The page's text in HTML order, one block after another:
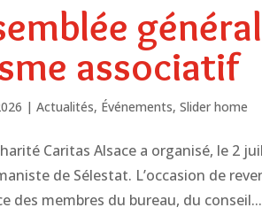
associatif
|Actualités, Événements,Slider home
Caritas Alsace a organisé, le 2
de Sélestat. L’occasion de
des membres du bureau, du conseil...